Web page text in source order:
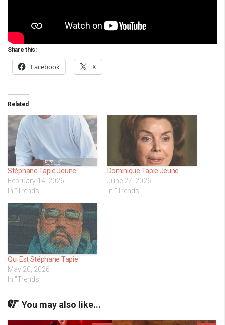
Share this:
Facebook X
Related
Stéphane Tapie Jeune
February 14, 2026
In "Trends"
Dominique Tapie Jeune
June 27, 2026
In "Trends"
Qui Est Stéphane Tapie
May 20, 2026
In "Trends"
You may also like...